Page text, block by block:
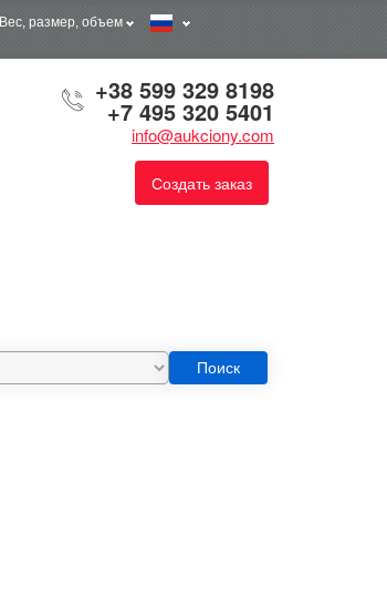
Вес, размер, объем
+38 599 329 8198
+7 495 320 5401
info@aukciony.com
Создать заказ
Поиск